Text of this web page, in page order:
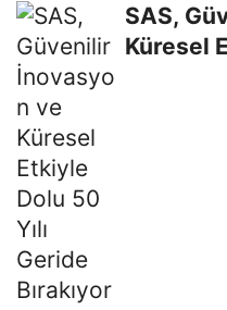
SAS,
Küresel